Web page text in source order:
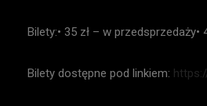
Bilety:• 35 zł – w
Bilety dostępne pod linkiem: